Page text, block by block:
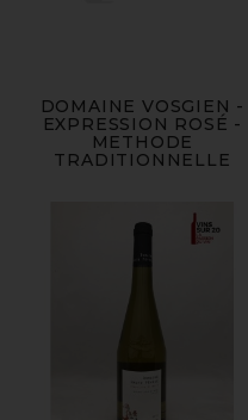
DOMAINE VOSGIEN -
EXPRESSION ROSÉ -
METHODE
TRADITIONNELLE